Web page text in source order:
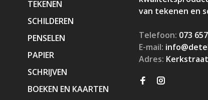
TEKENEN
SCHILDEREN
PENSELEN
PAPIER
SCHRIJVEN
BOEKEN EN KAARTEN
van tekenen en
Telefoon: 073
E-mail:
Adres: